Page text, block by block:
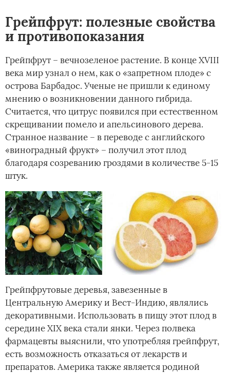
Грейпфрут: полезные свойства
и противопоказания
Грейпфрут – вечнозеленое растение. В конце XVIII
века мир узнал о нем, как о «запретном плоде» с
острова Барбадос. Ученые не пришли к единому
мнению о возникновении данного гибрида.
Считается, что цитрус появился при естественном
скрещивании помело и апельсинового дерева.
Странное название – в переводе с английского
«виноградный фрукт» – получил этот плод
благодаря созреванию гроздями в количестве 5-15
штук.
Грейпфрутовые деревья, завезенные в
Центральную Америку и Вест-Индию, являлись
декоративными. Использовать в пищу этот плод в
середине XIX века стали янки. Через полвека
фармацевты выяснили, что употребляя грейпфрут,
есть возможность отказаться от лекарств и
препаратов. Америка также является родиной